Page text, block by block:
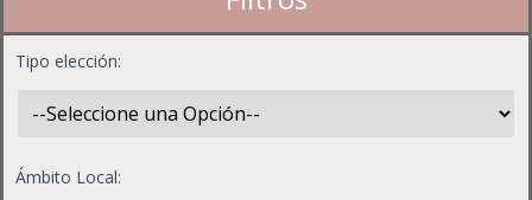
Tipo elección:
Ámbito Local: